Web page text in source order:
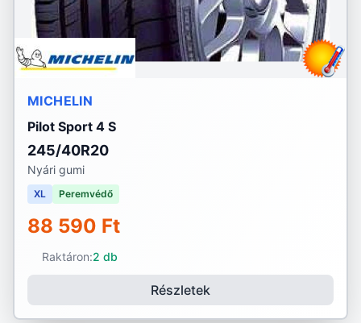
MICHELIN
Pilot Sport 4 S
245/40R20
Nyári gumi
XL Peremvédő
88 590 Ft
Raktáron:2 db
Részletek